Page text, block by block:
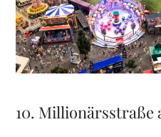
10. Millionärsstraße